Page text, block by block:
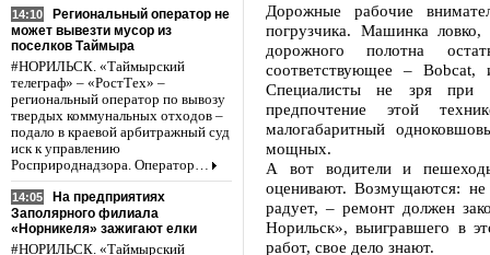
14:10
Региональный оператор не
может вывезти мусор из
поселков Таймыра
#НОРИЛЬСК. «Таймырский
телеграф» – «РостТех» –
региональный оператор по вывозу
твердых коммунальных отходов –
подало в краевой арбитражный суд
иск к управлению
Росприроднадзора. Оператор…
14:05
На предприятиях
Заполярного филиала
«Норникеля» зажигают елки
#НОРИЛЬСК. «Таймырский
Дорожные рабочие
погрузчика. Машинка
дорожного полотна
соответствующее – Bobcat,
Специалисты не зря при
предпочтение этой
малогабаритный
мощных.
А вот водители и
оценивают. Возмущаются:
радует, – ремонт должен
Норильск», выигравшего в
работ, свое дело знают.